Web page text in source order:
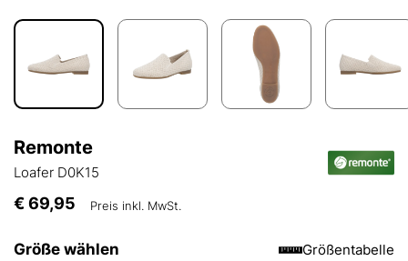
Remonte
Loafer D0K15
€ 69,95 Preis inkl. MwSt.
Größe wählen Größentabelle